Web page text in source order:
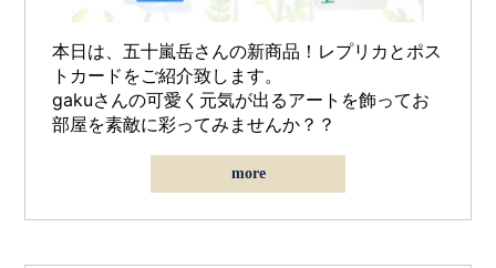
本日は、五十嵐岳さんの新商品！レプリカとポス
トカード をご紹介致します。
gakuさんの可愛く元気が出るアートを飾ってお
部屋を素敵に彩ってみませんか？？
more